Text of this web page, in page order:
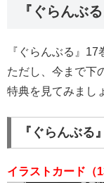
『ぐらんぶ
『ぐらんぶる』
ただし、今まで下
特典を見てみまし
『ぐらんぶる
イラストカード（